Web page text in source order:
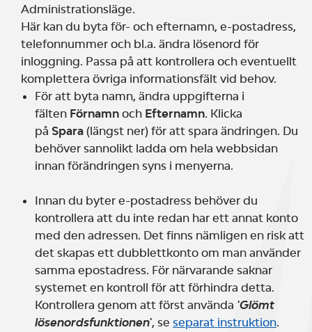
Administrationsläge.
Här kan du byta för- och efternamn, e-postadress,
telefonnummer och bl.a. ändra lösenord för
inloggning. Passa på att kontrollera och eventuellt
komplettera övriga informationsfält vid behov.
För att byta namn, ändra uppgifterna i
fälten Förnamn och Efternamn. Klicka
på Spara (längst ner) för att spara ändringen. Du
behöver sannolikt ladda om hela webbsidan
innan förändringen syns i menyerna.
Innan du byter e-postadress behöver du
kontrollera att du inte redan har ett annat konto
med den adressen. Det finns nämligen en risk att
det skapas ett dubblettkonto om man använder
samma epostadress. För närvarande saknar
systemet en kontroll för att förhindra detta.
Kontrollera genom att först använda 'Glömt
lösenordsfunktionen', se separat instruktion.